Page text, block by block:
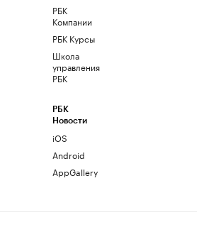
РБК
Компании
РБК Курсы
Школа
управления
РБК
РБК
Новости
iOS
Android
AppGallery